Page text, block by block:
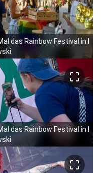
das Rainbow Festival in
crop_free
das Rainbow Festival in
crop_free